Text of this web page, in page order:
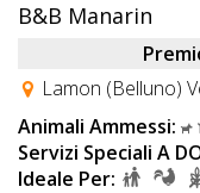
B&B Manarin
Lamon (Belluno)
Animali Ammessi:
Servizi Speciali A
Ideale Per: